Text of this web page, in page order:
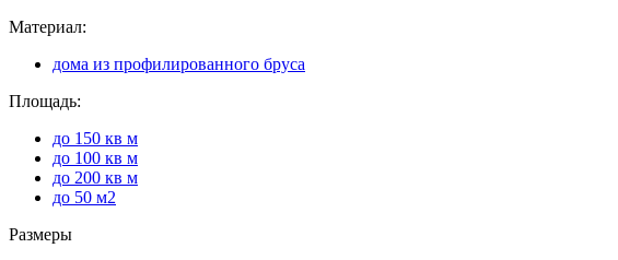
Материал:
дома из профилированного бруса
Площадь:
до 150 кв м
до 100 кв м
до 200 кв м
до 50 м2
Размеры